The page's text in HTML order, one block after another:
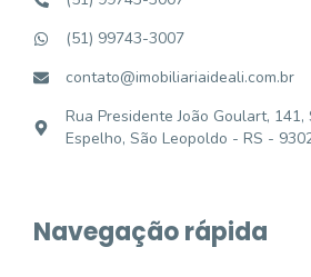
(51) 99743-3007
contato@imobiliariaideali.com.br
Rua Presidente João Goulart,
Espelho, São Leopoldo - RS -
Navegação rápida